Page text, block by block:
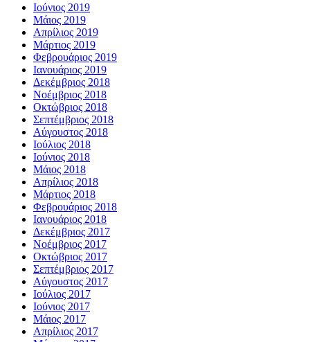
Ιούνιος 2019
Μάιος 2019
Απρίλιος 2019
Μάρτιος 2019
Φεβρουάριος 2019
Ιανουάριος 2019
Δεκέμβριος 2018
Νοέμβριος 2018
Οκτώβριος 2018
Σεπτέμβριος 2018
Αύγουστος 2018
Ιούλιος 2018
Ιούνιος 2018
Μάιος 2018
Απρίλιος 2018
Μάρτιος 2018
Φεβρουάριος 2018
Ιανουάριος 2018
Δεκέμβριος 2017
Νοέμβριος 2017
Οκτώβριος 2017
Σεπτέμβριος 2017
Αύγουστος 2017
Ιούλιος 2017
Ιούνιος 2017
Μάιος 2017
Απρίλιος 2017